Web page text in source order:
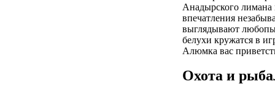
Анадырского лимана
впечатления
выглядывают
белухи кружатся в
Алюмка вас
Охота и